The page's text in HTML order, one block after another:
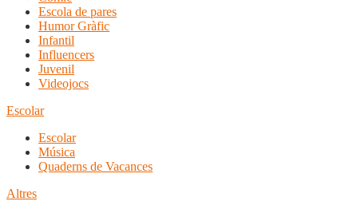
Escola de pares
Humor Gràfic
Infantil
Influencers
Juvenil
Videojocs
Escolar
Escolar
Música
Quaderns de Vacances
Altres